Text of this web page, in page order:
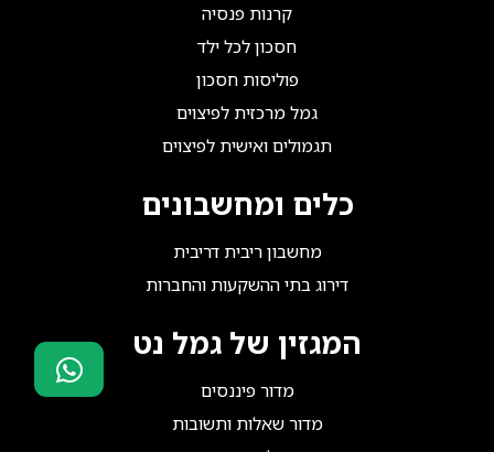
קרנות פנסיה
חסכון לכל ילד
פוליסות חסכון
גמל מרכזית לפיצוים
תגמולים ואישית לפיצוים
כלים ומחשבונים
מחשבון ריבית דריבית
דירוג בתי ההשקעות והחברות
המגזין של גמל נט
מדור פיננסים
מדור שאלות ותשובות